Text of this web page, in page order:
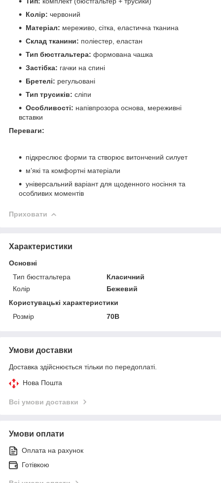
Колір: червоний
Матеріал: мереживо, сітка, еластична тканина
Склад тканини: поліестер, еластан
Тип бюстгальтера: формована чашка
Застібка: гачки на спині
Бретелі: регульовані
Тип трусиків: сліпи
Особливості: напівпрозора основа, мереживні
вставки
Переваги:
підкреслює форми та створює витончений силует
м’які та комфортні матеріали
універсальний варіант для щоденного носіння та
особливих моментів
Приховати
Характеристики
Основні
Тип бюстгальтера
Класичний
Колір
Бежевий
Користувацькі характеристики
Розмір
70В
Умови доставки
Доставка здійснюється тільки по передоплаті.
Нова Пошта
Всі умови доставки
Умови оплати
Оплата на рахунок
Готівкою